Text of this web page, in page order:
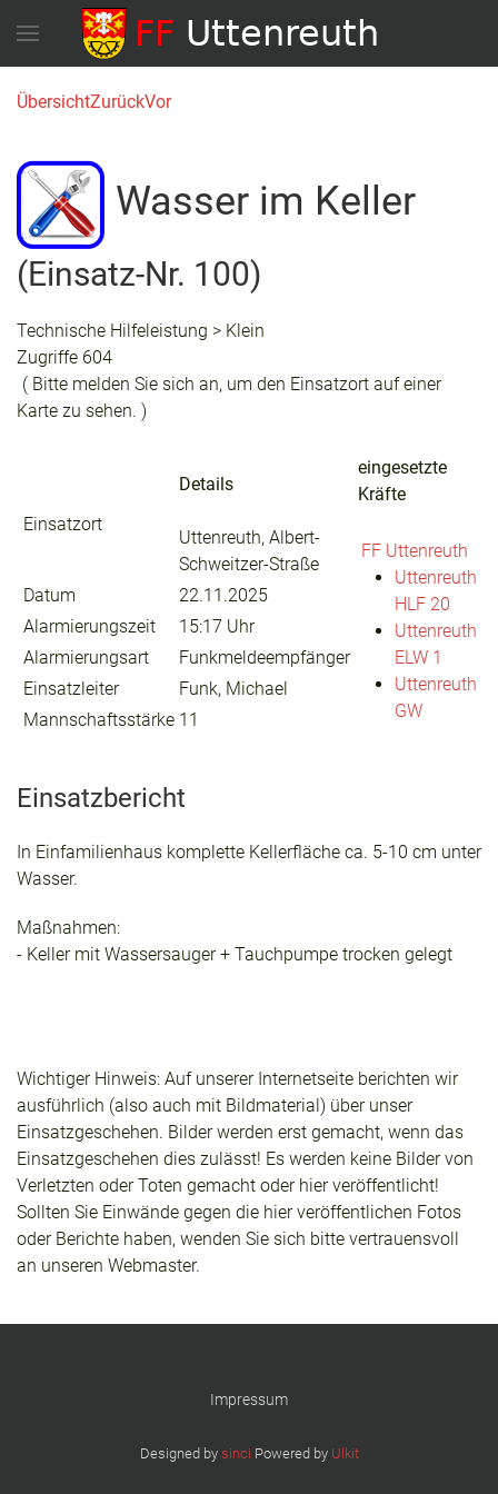
ÜbersichtZurückVor
Wasser im Keller
(Einsatz-Nr. 100)
Technische Hilfeleistung > Klein
Zugriffe 604
( Bitte melden Sie sich an, um den Einsatzort auf einer
Karte zu sehen. )
Einsatzort
Details
Uttenreuth, Albert-
Schweitzer-Straße
Datum
22.11.2025
Alarmierungszeit
15:17 Uhr
Alarmierungsart
Funkmeldeempfänger
Einsatzleiter
Funk, Michael
Mannschaftsstärke 11
eingesetzte
Kräfte
FF Uttenreuth
Uttenreuth
HLF 20
Uttenreuth
ELW 1
Uttenreuth
GW
Einsatzbericht
In Einfamilienhaus komplette Kellerfläche ca. 5-10 cm unter
Wasser.
Maßnahmen:
- Keller mit Wassersauger + Tauchpumpe trocken gelegt
Wichtiger Hinweis: Auf unserer Internetseite berichten wir
ausführlich (also auch mit Bildmaterial) über unser
Einsatzgeschehen. Bilder werden erst gemacht, wenn das
Einsatzgeschehen dies zulässt! Es werden keine Bilder von
Verletzten oder Toten gemacht oder hier veröffentlicht!
Sollten Sie Einwände gegen die hier veröffentlichen Fotos
oder Berichte haben, wenden Sie sich bitte vertrauensvoll
an unseren Webmaster.
Impressum
Designed by sinci Powered by Ulkit